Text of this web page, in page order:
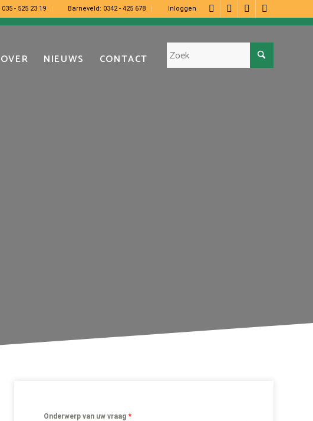
035 - 525 23 19 Barneveld: 0342 - 425 678 Inloggen
OVER NIEUWS CONTACT
Onderwerp van uw vraag *